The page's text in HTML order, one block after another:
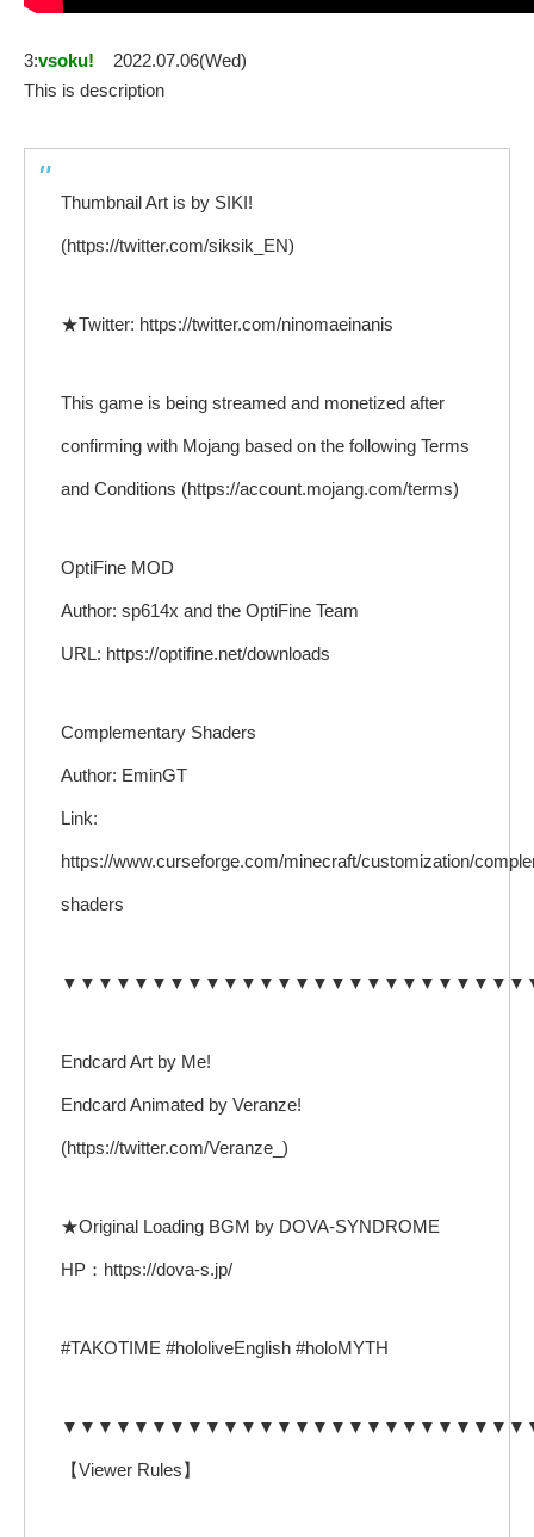
3:vsoku!
2022.07.06(Wed)
This is description
Thumbnail Art is by SIKI!
(https://twitter.com/siksik_EN)
★Twitter: https://twitter.com/ninomaeinanis
This game is being streamed and monetized after
confirming with Mojang based on the following Terms
and Conditions (https://account.mojang.com/terms)
OptiFine MOD
Author: sp614x and the OptiFine Team
URL: https://optifine.net/downloads
Complementary Shaders
Author: EminGT
Link:
https://www.curseforge.com/minecraft/customization/
shaders
Endcard Art by Me!
Endcard Animated by Veranze!
(https://twitter.com/Veranze_)
★Original Loading BGM by DOVA-SYNDROME
HP：https://dova-s.jp/
#TAKOTIME #hololiveEnglish #holoMYTH
【Viewer Rules】